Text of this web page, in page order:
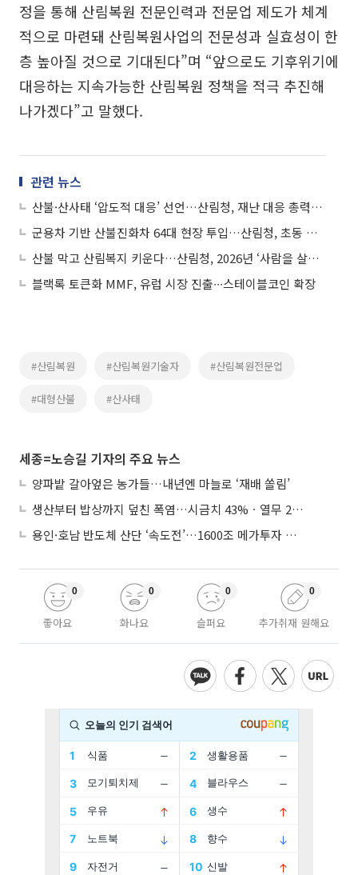
정을 통해 산림복원 전문인력과 전문업 제도가 체계
적으로 마련돼 산림복원사업의 전문성과 실효성이 한
층 높아질 것으로 기대된다”며 “앞으로도 기후위기에
대응하는 지속가능한 산림복원 정책을 적극 추진해
나가겠다”고 말했다.
관련 뉴스
산불·산사태 ‘압도적 대응’ 선언…산림청, 재난 대응 총력전 돌입
군용차 기반 산불진화차 64대 현장 투입…산림청, 초동 대응력 끌어올린다
산불 막고 산림복지 키운다…산림청, 2026년 ‘사람을 살리는 숲’ 로드맵 공개
블랙록 토큰화 MMF, 유럽 시장 진출∙∙∙스테이블코인 확장
#산림복원 #산림복원기술자 #산림복원전문업
#대형산불 #산사태
세종=노승길 기자의 주요 뉴스
양파밭 갈아엎은 농가들…내년엔 마늘로 ‘재배 쏠림’
생산부터 밥상까지 덮친 폭염…시금치 43%ㆍ열무 28% 급등
용인·호남 반도체 산단 ‘속도전’…1600조 메가투자 이행 총력
좋아요
0
화나요
0
슬퍼요
0
추가취재 원해요
0